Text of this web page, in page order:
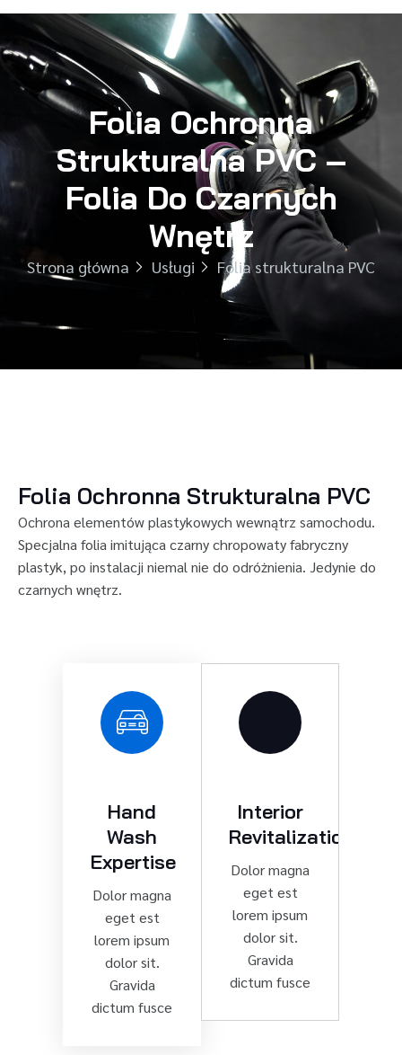
Folia Ochronna
Strukturalna PVC –
Folia Do Czarnych
Wnętrz
Strona główna Usługi Folia strukturalna PVC
Folia Ochronna Strukturalna PVC
Ochrona elementów plastykowych wewnątrz samochodu.
Specjalna folia imitująca czarny chropowaty fabryczny
plastyk, po instalacji niemal nie do odróżnienia. Jedynie do
czarnych wnętrz.
Hand
Wash
Expertise
Dolor magna
eget est
lorem ipsum
dolor sit.
Gravida
dictum fusce
Interior
Revitalization
Dolor magna
eget est
lorem ipsum
dolor sit.
Gravida
dictum fusce